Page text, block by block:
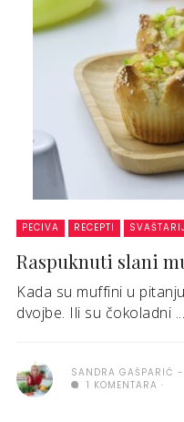
PECIVA RECEPTI
Raspuknuti slani
Kada su muffini u
dvojbe. Ili su čokoladni ...
SANDRA GAŠPARIĆ
1 KOMENTARA